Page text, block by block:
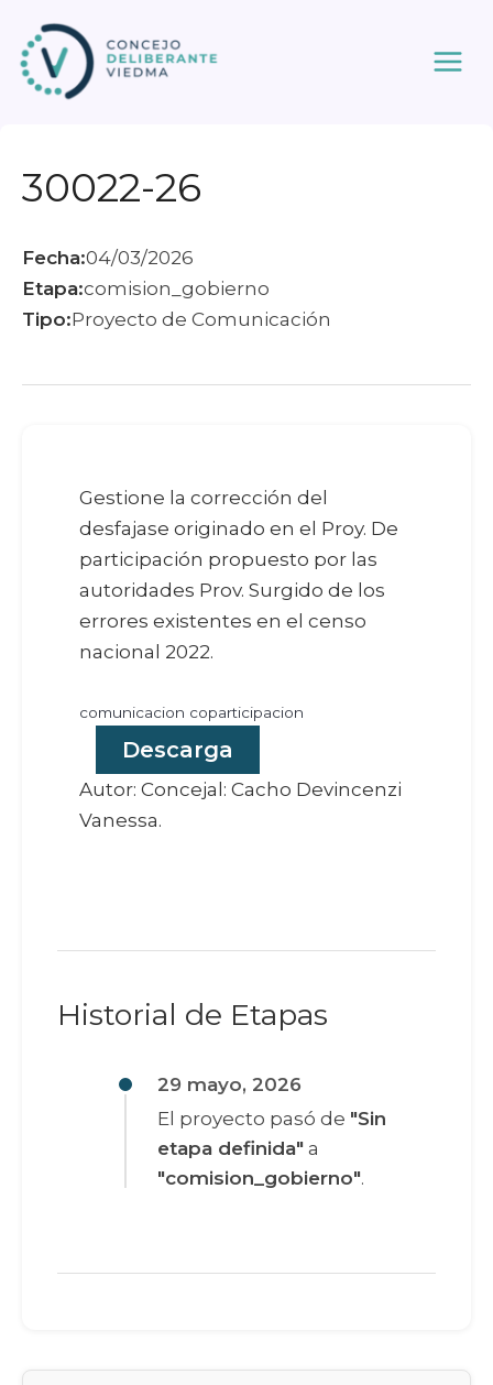
contenido
30022-26
Fecha:04/03/2026
Etapa:comision_gobierno
Tipo:Proyecto de Comunicación
Gestione la corrección del
desfajase originado en el Proy. De
participación propuesto por las
autoridades Prov. Surgido de los
errores existentes en el censo
nacional 2022.
comunicacion coparticipacion
Descarga
Autor: Concejal: Cacho Devincenzi
Vanessa.
Historial de Etapas
29 mayo, 2026
El proyecto pasó de "Sin
etapa definida" a
"comision_gobierno".